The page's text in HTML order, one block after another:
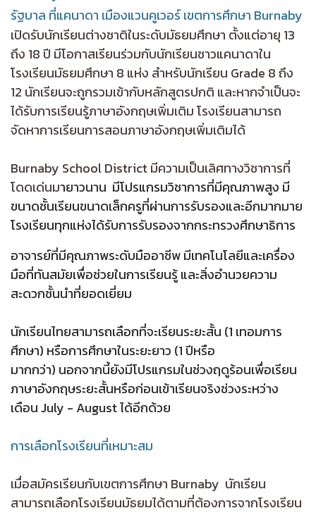
รัฐบาล ที่แคนาดา เมืองแวนคูเวอร์ เขตการศึกษา Burnaby
เปิดรับนักเรียนต่างชาติในระดับมัธยมศึกษา ตั้งแต่อายุ 13
ถึง 18 ปี มีโอกาสเรียนร่วมกับนักเรียนชาวแคนาดาใน
โรงเรียนมัธยมศึกษา 8 แห่ง สำหรับนักเรียน Grade 8 ถึง
12 นักเรียนจะถูกรวมเข้ากับหลักสูตรปกติ และหากจำเป็นจะ
ได้รับการเรียนรู้ภาษาอังกฤษเพิ่มเติม โรงเรียนสามารถ
จัดหาการเรียนการสอนภาษาอังกฤษเพิ่มเติมได้
Burnaby School District มีความเป็นเลิศทางวิชาการที่
โดดเด่นมายาวนาน มีโปรแกรมวิชาการที่มีคุณภาพสูง มี
ขนาดชั้นเรียนขนาดเล็กครูที่ผ่านการรับรองและอีกมากมาย
โรงเรียนทุกแห่งได้รับการรับรองจากกระทรวงศึกษาธิการ
อาจารย์ที่มีคุณภาพระดับมืออาชีพ มีเทคโนโลยีและเครื่อง
มือที่ทันสมัยเพื่อช่วยในการเรียนรู้ และสิ่งอำนวยความ
สะดวกชั้นนำที่ยอดเยี่ยม
นักเรียนไทยสามารถเลือกที่จะเรียนระยะสั้น (1 เทอมการ
ศึกษา) หรือการศึกษาในระยะยาว (1 ปีหรือ
มากกว่า) นอกจากนี้ยังมีโปรแกรมในช่วงฤดูร้อนเพื่อเรียน
ภาษาอังกฤษระยะสั้นหรือก่อนเข้าเรียนจริงช่วงระหว่าง
เดือน July - August ได้อีกด้วย
การเลือกโรงเรียนที่เหมาะสม
เมื่อสมัครเรียนกับเขตการศึกษา Burnaby นักเรียน
สามารถเลือกโรงเรียนมัธยมได้ตามที่ต้องการจากโรงเรียน